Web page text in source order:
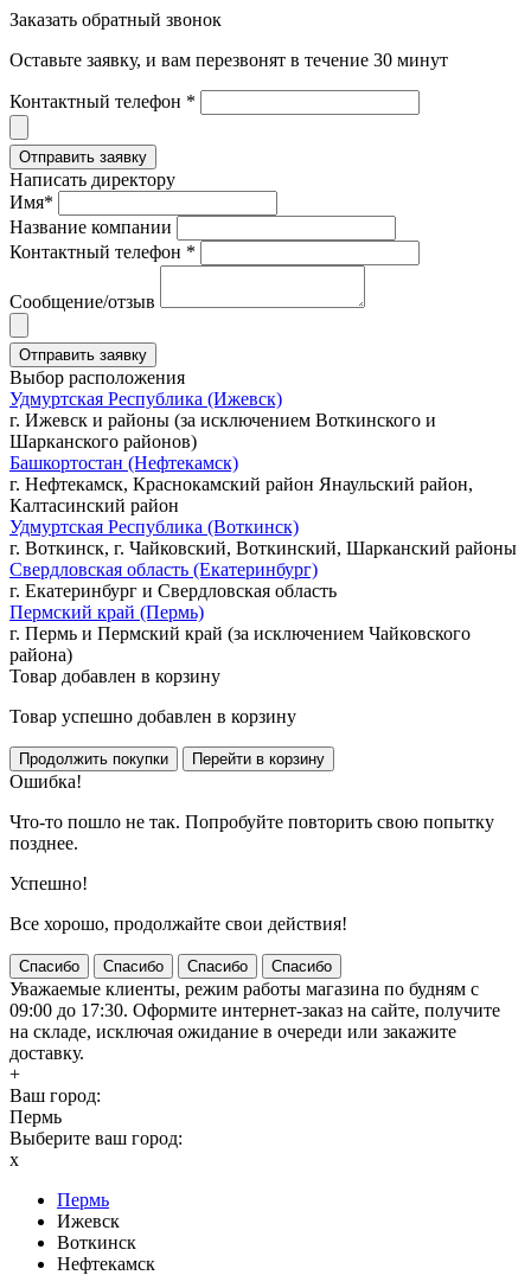
Заказать обратный звонок
Оставьте заявку, и вам перезвонят в течение 30 минут
Контактный телефон *
Написать директору
Имя*
Название компании
Контактный телефон *
Сообщение/отзыв
Выбор расположения
Удмуртская Республика (Ижевск)
г. Ижевск и районы (за исключением Воткинского и
Шарканского районов)
Башкортостан (Нефтекамск)
г. Нефтекамск, Краснокамский район Янаульский район,
Калтасинский район
Удмуртская Республика (Воткинск)
г. Воткинск, г. Чайковский, Воткинский, Шарканский районы
Свердловская область (Екатеринбург)
г. Екатеринбург и Свердловская область
Пермский край (Пермь)
г. Пермь и Пермский край (за исключением Чайковского
района)
Товар добавлен в корзину
Товар успешно добавлен в корзину
Ошибка!
Что-то пошло не так. Попробуйте повторить свою попытку
позднее.
Успешно!
Все хорошо, продолжайте свои действия!
Спасибо Спасибо Спасибо Спасибо
Уважаемые клиенты, режим работы магазина по будням с
09:00 до 17:30. Оформите интернет-заказ на сайте, получите
на складе, исключая ожидание в очереди или закажите
доставку.
+
Ваш город:
Пермь
Выберите ваш город:
x
Пермь
Ижевск
Воткинск
Нефтекамск